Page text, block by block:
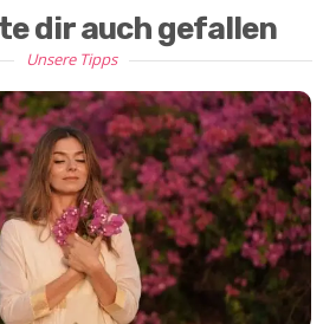
dir auch gefallen
Unsere Tipps